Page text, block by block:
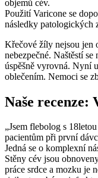
objemů cév.
Použití Varicone se
následky patologických
Křečové žíly nejsou jen
nebezpečné. Naštěstí
úspěšně vyrovná. Nyní
oblečením. Nemoci se
Naše recenze:
„Jsem flebolog s
pacientům při první
Jedná se o komplexní
Stěny cév jsou
práce srdce a mozku je